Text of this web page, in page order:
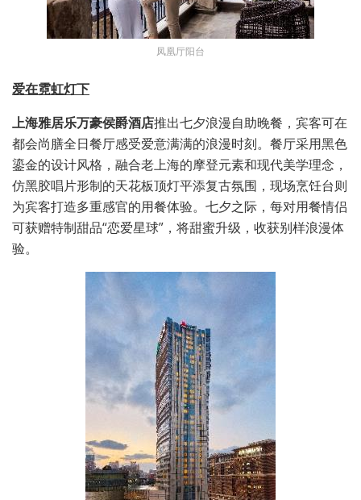
凤凰厅阳台
爱在霓虹灯下
上海雅居乐万豪侯爵酒店推出七夕浪漫自助晚餐，宾客可在
都会尚膳全日餐厅感受爱意满满的浪漫时刻。餐厅采用黑色
鎏金的设计风格，融合老上海的摩登元素和现代美学理念，
仿黑胶唱片形制的天花板顶灯平添复古氛围，现场烹饪台则
为宾客打造多重感官的用餐体验。七夕之际，每对用餐情侣
可获赠特制甜品“恋爱星球”，将甜蜜升级，收获别样浪漫体
验。